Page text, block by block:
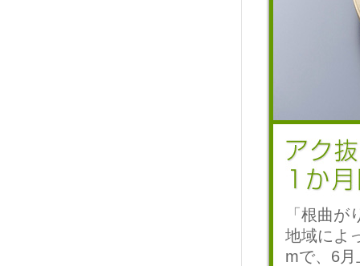
「根曲
地域によ
mで、6